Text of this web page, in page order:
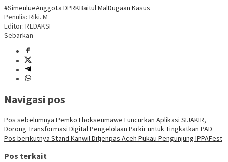
#SimeulueAnggota DPRKBaitul MalDugaan Kasus
Penulis: Riki. M
Editor: REDAKSI
Sebarkan
Navigasi pos
Pos sebelumnya Pemko Lhokseumawe Luncurkan Aplikasi SIJAKIR,
Dorong Transformasi Digital Pengelolaan Parkir untuk Tingkatkan PAD
Pos berikutnya Stand Kanwil Ditjenpas Aceh Pukau Pengunjung IPPAFest
Pos terkait